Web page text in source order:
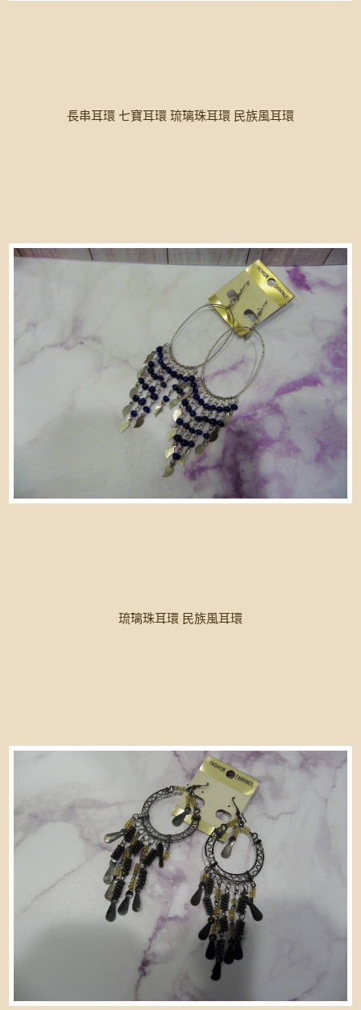
長串耳環 七寶耳環 琉璃珠耳環 民族風耳環
琉璃珠耳環 民族風耳環